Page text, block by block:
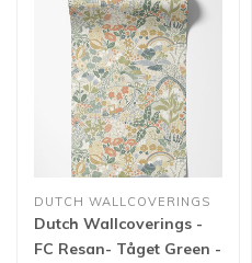
DUTCH WALLCOVERINGS
Dutch Wallcoverings -
FC Resan- Tåget Green -